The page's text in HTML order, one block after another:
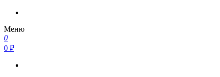
Меню
0
0 ₽